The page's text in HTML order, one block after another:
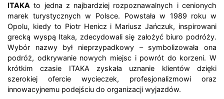
ITAKA to jedna z najbardziej rozpoznawalnych i cenionych
marek turystycznych w Polsce. Powstała w 1989 roku w
Opolu, kiedy to Piotr Henicz i Mariusz Jańczuk, inspirowani
grecką wyspą Itaka, zdecydowali się założyć biuro podróży.
Wybór nazwy był nieprzypadkowy – symbolizowała ona
podróż, odkrywanie nowych miejsc i powrót do korzeni. W
krótkim czasie ITAKA zyskała uznanie klientów dzięki
szerokiej ofercie wycieczek, profesjonalizmowi oraz
innowacyjnemu podejściu do organizacji wyjazdów.